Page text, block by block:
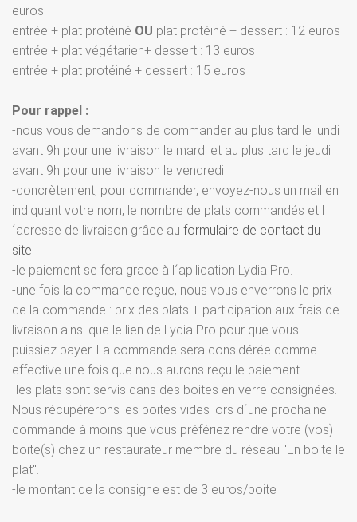
euros
entrée + plat protéiné OU plat protéiné + dessert : 12 euros
entrée + plat végétarien+ dessert : 13 euros
entrée + plat protéiné + dessert : 15 euros
Pour rappel :
-nous vous demandons de commander au plus tard le lundi
avant 9h pour une livraison le mardi et au plus tard le jeudi
avant 9h pour une livraison le vendredi
-concrètement, pour commander, envoyez-nous un mail en
indiquant votre nom, le nombre de plats commandés et l
´adresse de livraison grâce au formulaire de contact du
site.
-le paiement se fera grace à l´apllication Lydia Pro.
-une fois la commande reçue, nous vous enverrons le prix
de la commande : prix des plats + participation aux frais de
livraison ainsi que le lien de Lydia Pro pour que vous
puissiez payer. La commande sera considérée comme
effective une fois que nous aurons reçu le paiement.
-les plats sont servis dans des boites en verre consignées.
Nous récupérerons les boites vides lors d´une prochaine
commande à moins que vous préfériez rendre votre (vos)
boite(s) chez un restaurateur membre du réseau "En boite le
plat".
-le montant de la consigne est de 3 euros/boite